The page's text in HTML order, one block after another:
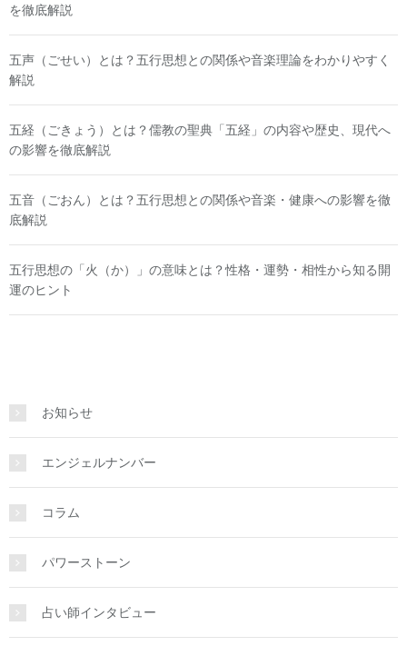
を徹底解説
五声（ごせい）とは？五行思想との関係や音楽理論をわかりやすく
解説
五経（ごきょう）とは？儒教の聖典「五経」の内容や歴史、現代へ
の影響を徹底解説
五音（ごおん）とは？五行思想との関係や音楽・健康への影響を徹
底解説
五行思想の「火（か）」の意味とは？性格・運勢・相性から知る開
運のヒント
お知らせ
エンジェルナンバー
コラム
パワーストーン
占い師インタビュー